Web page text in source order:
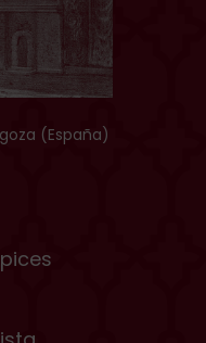
(España)